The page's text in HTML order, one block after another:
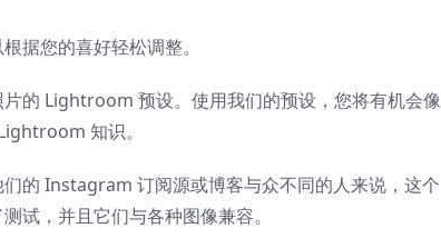
据您的喜好轻松调整。
的 Lightroom 预设。使用我们的预设，您将有机会像
知识。
的 Instagram 订阅源或博客与众不同的人来说，这个
试，并且它们与各种图像兼容。